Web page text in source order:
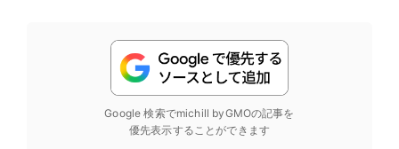
Google 検索でmichill byGMOの記事を
優先表示することができます